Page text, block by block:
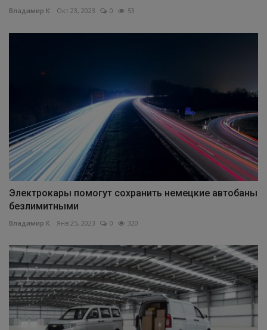
Владимир К. Окт 23, 2023 0 53
Электрокары помогут сохранить немецкие автобаны
безлимитными
Владимир К. Янв 25, 2023 0 320